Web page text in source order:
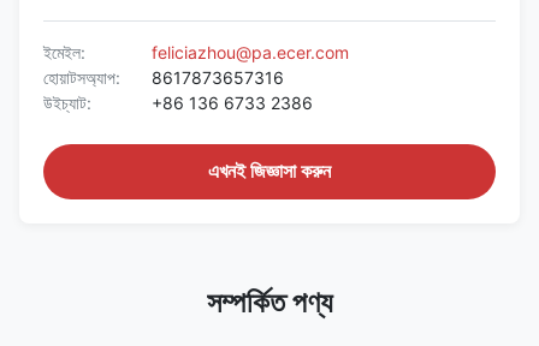
ইমেইল:
feliciazhou@pa.ecer.com
হোয়াটসঅ্যাপ:
8617873657316
উইচ্যাট:
+86 136 6733 2386
এখনই জিজ্ঞাসা করুন
সম্পর্কিত পণ্য